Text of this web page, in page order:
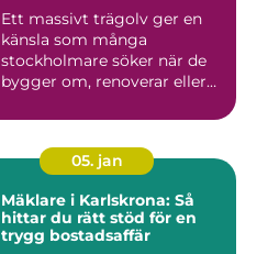
Ett massivt trägolv ger en
känsla som många
stockholmare söker när de
bygger om, renoverar eller
05. jan
Mäklare i Karlskrona: Så
hittar du rätt stöd för en
trygg bostadsaffär